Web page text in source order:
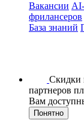
Вакансии
фрилансеров
База знаний
Скидки
партнеров
Вам
Понятно